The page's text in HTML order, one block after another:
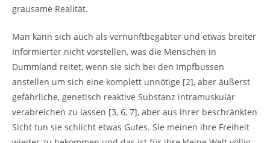
grausame Realität.
Man kann sich auch als vernunftbegabter und etwas breiter
Informierter nicht vorstellen, was die Menschen in
Dummland reitet, wenn sie sich bei den Impfbussen
anstellen um sich eine komplett unnötige [2], aber äußerst
gefährliche, genetisch reaktive Substanz intramuskulär
verabreichen zu lassen [3, 6, 7], aber aus ihrer beschränkten
Sicht tun sie schlicht etwas Gutes. Sie meinen ihre Freiheit